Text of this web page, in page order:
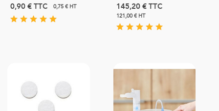
0,90 €TTC 0,75 € HT 145,20 €TTC
121,00 € HT